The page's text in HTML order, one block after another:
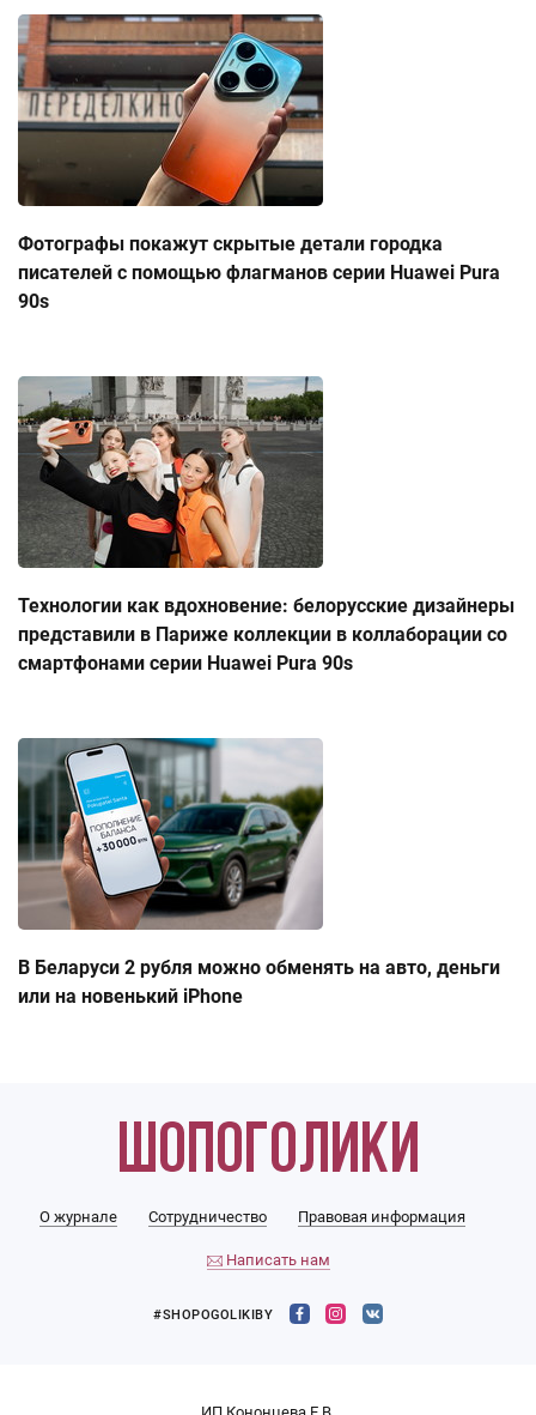
Фотографы покажут скрытые детали городка
писателей с помощью флагманов серии Huawei Pura
90s
Технологии как вдохновение: белорусские дизайнеры
представили в Париже коллекции в коллаборации со
смартфонами серии Huawei Pura 90s
В Беларуси 2 рубля можно обменять на авто, деньги
или на новенький iPhone
О журнале Сотрудничество Правовая информация
Написать нам
#SHOPOGOLIKIBY